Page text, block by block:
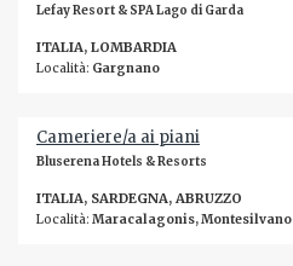
Lefay Resort & SPA Lago di Garda
ITALIA, LOMBARDIA
Località: Gargnano
Cameriere/a ai piani
Bluserena Hotels & Resorts
ITALIA, SARDEGNA, ABRUZZO
Località: Maracalagonis, Montesilvano